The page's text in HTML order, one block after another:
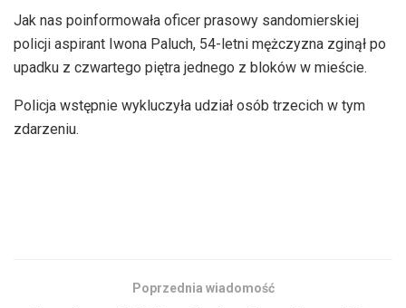
Jak nas poinformowała oficer prasowy sandomierskiej
policji aspirant Iwona Paluch, 54-letni mężczyzna zginął po
upadku z czwartego piętra jednego z bloków w mieście.
Policja wstępnie wykluczyła udział osób trzecich w tym
zdarzeniu.
Poprzednia wiadomość